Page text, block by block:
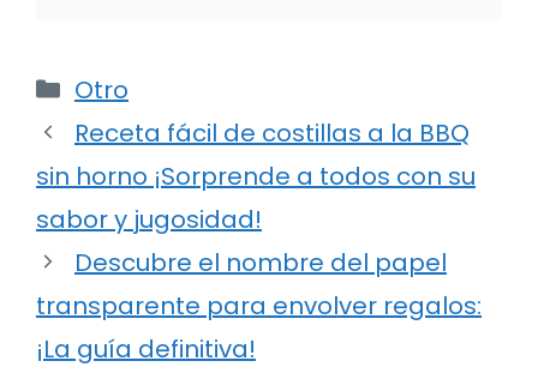
Categorías
Otro
Receta fácil de costillas a la BBQ
sin horno ¡Sorprende a todos con su
sabor y jugosidad!
Descubre el nombre del papel
transparente para envolver regalos:
¡La guía definitiva!